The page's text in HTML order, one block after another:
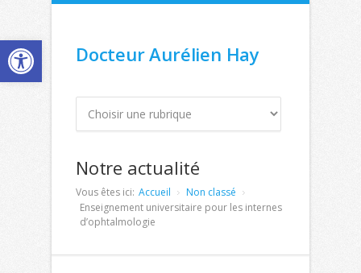
Docteur Aurélien Hay
Notre actualité
Vous êtes ici: Accueil
Non classé
Enseignement universitaire pour les internes
d’ophtalmologie
Ouvrir la barre d’outils